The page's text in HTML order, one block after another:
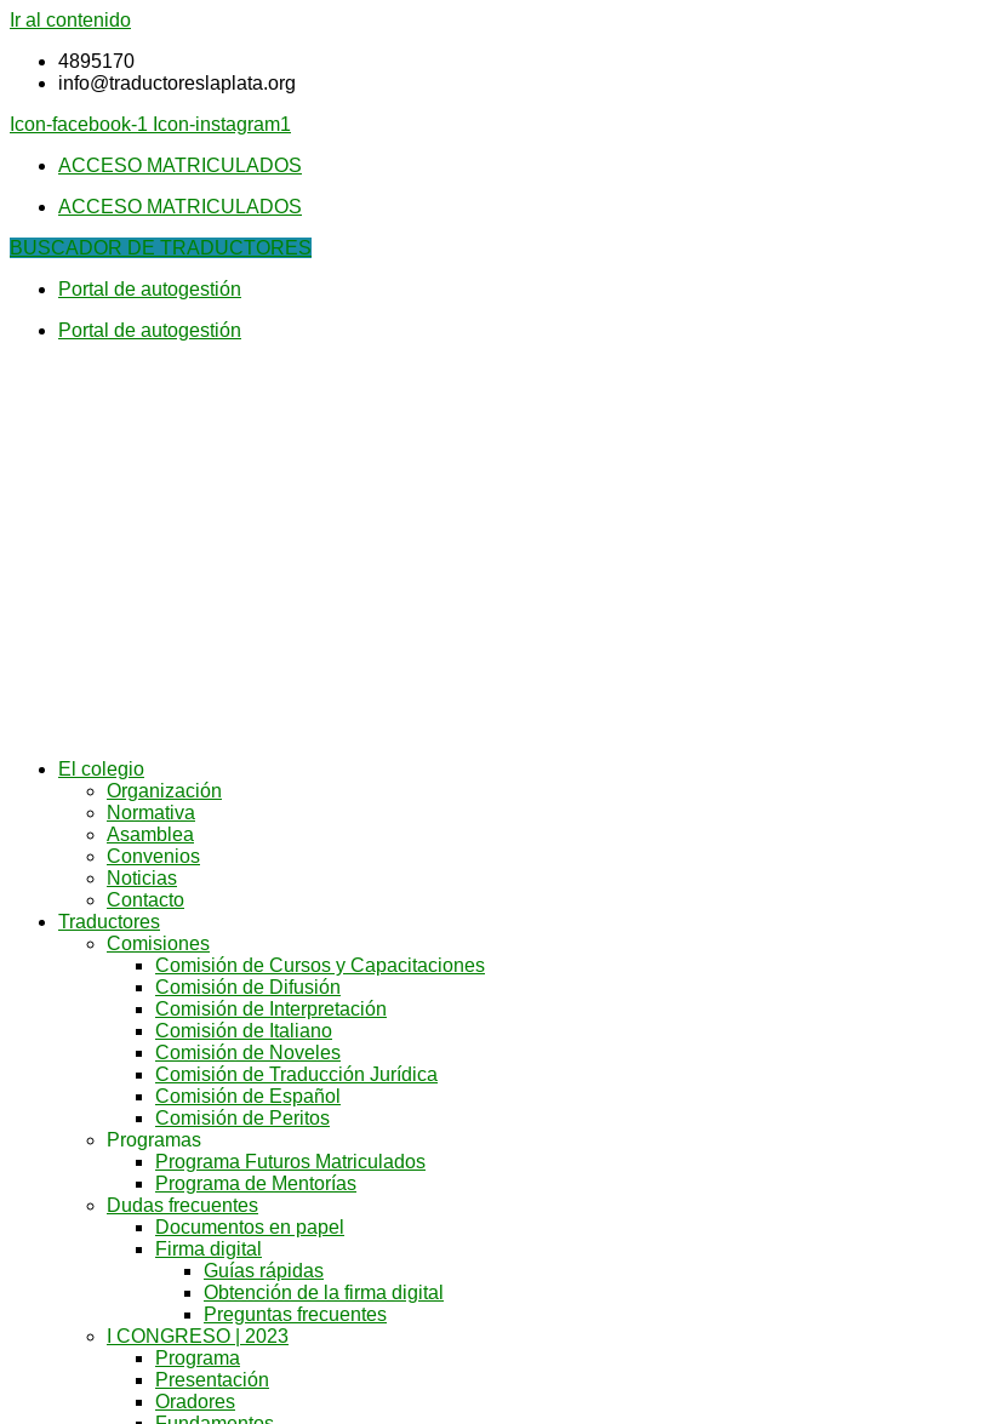
Ir al contenido
4895170
info@traductoreslaplata.org
Icon-facebook-1 Icon-instagram1
ACCESO MATRICULADOS
ACCESO MATRICULADOS
BUSCADOR DE TRADUCTORES
Portal de autogestión
Portal de autogestión
El colegio
Organización
Normativa
Asamblea
Convenios
Noticias
Contacto
Traductores
Comisiones
Comisión de Cursos y Capacitaciones
Comisión de Difusión
Comisión de Interpretación
Comisión de Italiano
Comisión de Noveles
Comisión de Traducción Jurídica
Comisión de Español
Comisión de Peritos
Programas
Programa Futuros Matriculados
Programa de Mentorías
Dudas frecuentes
Documentos en papel
Firma digital
Guías rápidas
Obtención de la firma digital
Preguntas frecuentes
I CONGRESO | 2023
Programa
Presentación
Oradores